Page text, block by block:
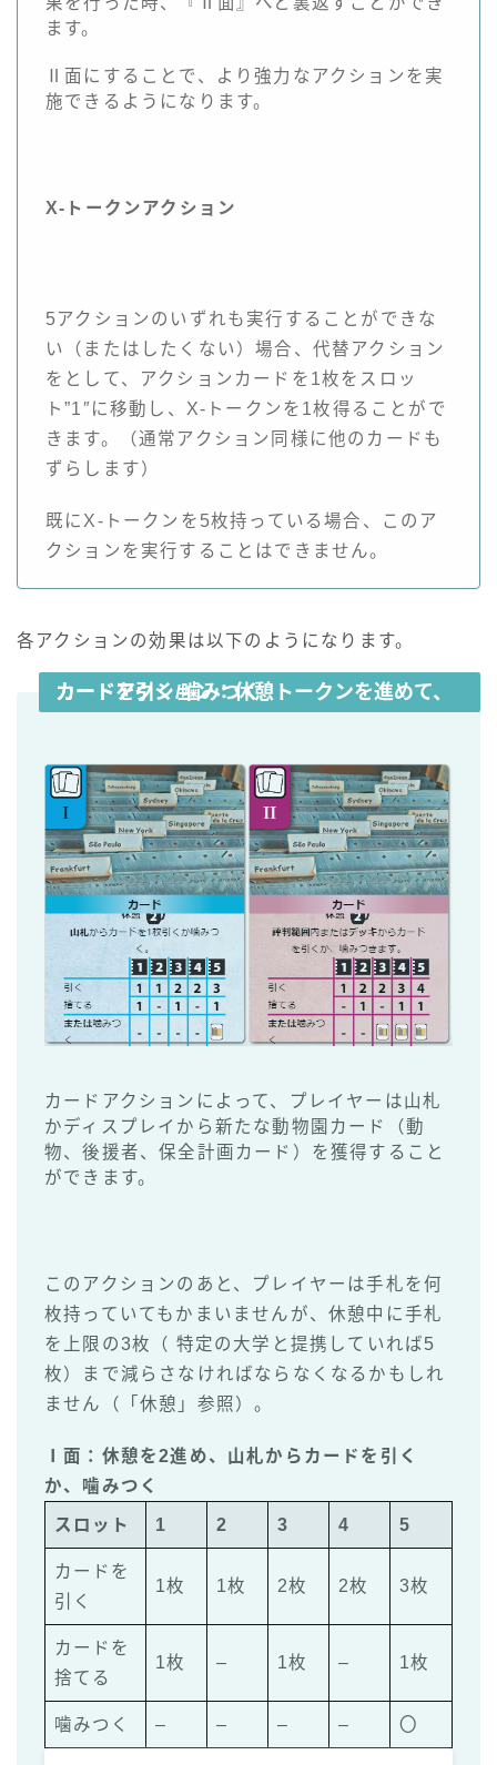
ます。
Ⅱ面にすることで、より強力なアクションを実
施できるようになります。
X-トークンアクション
5アクションのいずれも実行することができな
い（またはしたくない）場合、代替アクション
をとして、アクションカードを1枚をスロッ
ト”1″に移動し、X-トークンを1枚得ることがで
きます。（通常アクション同様に他のカードも
ずらします）
既にX-トークンを5枚持っている場合、このア
クションを実行することはできません。
各アクションの効果は以下のようになります。
カードアクション
：休憩トークンを進めて、カードを引く/噛みつく
カードアクションによって、プレイヤーは山札
かディスプレイから新たな動物園カード（動
物、後援者、保全計画カード）を獲得すること
ができます。
このアクションのあと、プレイヤーは手札を何
枚持っていてもかまいませんが、休憩中に手札
を上限の3枚（ 特定の大学と提携していれば5
枚）まで減らさなければならなくなるかもしれ
ません（「休憩」参照）。
Ⅰ面：休憩を2進め、 山札からカードを引く
か、噛みつく
スロット 1 2 3 4 5
カードを
引く
1枚 1枚 2枚 2枚 3枚
カードを
捨てる
1枚 – 1枚 – 1枚
噛みつく – – – – 〇